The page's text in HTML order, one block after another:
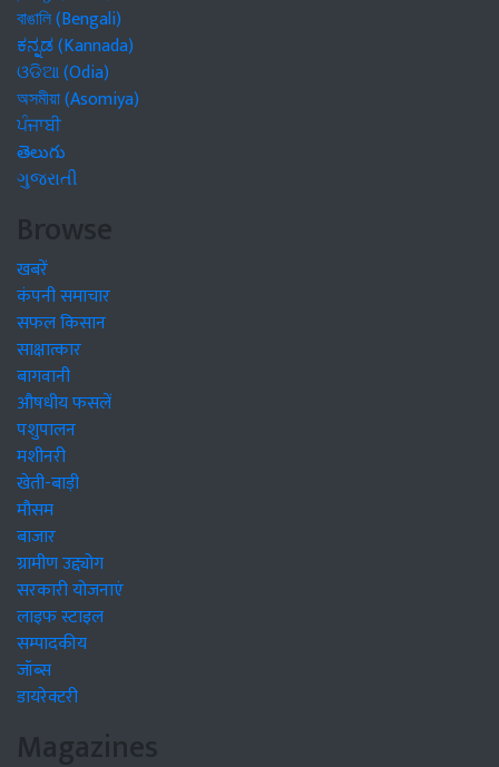
বাঙালি (Bengali)
ಕನ್ನಡ (Kannada)
ଓଡିଆ (Odia)
অসমীয়া (Asomiya)
ਪੰਜਾਬੀ
తెలుగు
ગુજરાતી
Browse
खबरें
कंपनी समाचार
सफल किसान
साक्षात्कार
बागवानी
औषधीय फसलें
पशुपालन
मशीनरी
खेती-बाड़ी
मौसम
बाजार
ग्रामीण उद्द्योग
सरकारी योजनाएं
लाइफ स्टाइल
सम्पादकीय
जॉब्स
डायरेक्टरी
Magazines